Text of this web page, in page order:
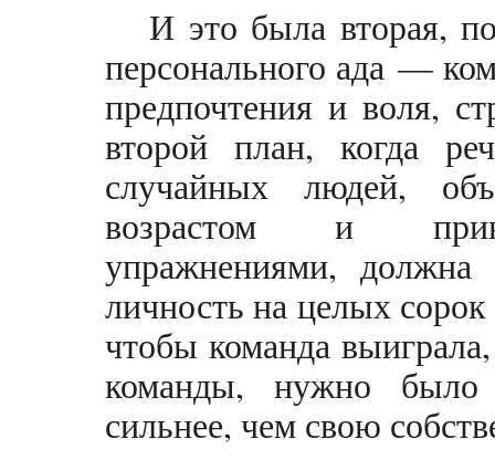
И это была вторая,
персонального ада —
предпочтения и воля,
второй план, когда
случайных людей,
возрастом и
упражнениями,
личность на целых
чтобы команда
команды, нужно было
сильнее, чем свою